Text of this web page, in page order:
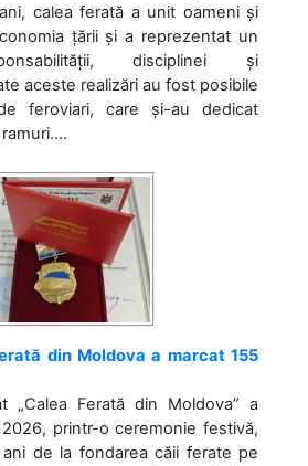
calea ferată a unit oameni și
țării și a reprezentat un
disciplinei și
aceste realizări au fost posibile
feroviari, care și-au dedicat
din Moldova a marcat 155
„Calea Ferată din Moldova” a
printr-o ceremonie festivă,
de la fondarea căii ferate pe